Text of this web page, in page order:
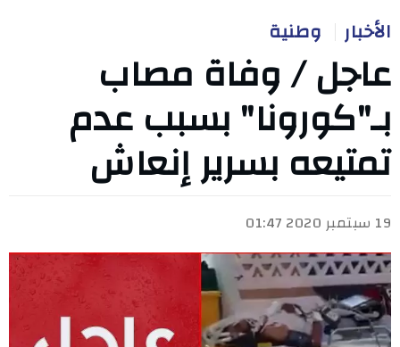
الأخبار وطنية
عاجل / وفاة مصاب
بـ"كورونا" بسبب عدم
تمتيعه بسرير إنعاش
19 سبتمبر 2020 01:47